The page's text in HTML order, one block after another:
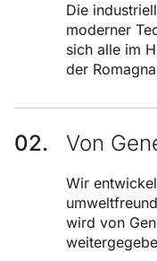
Die
moderner
sich alle im
der
Von
Wir
wird von